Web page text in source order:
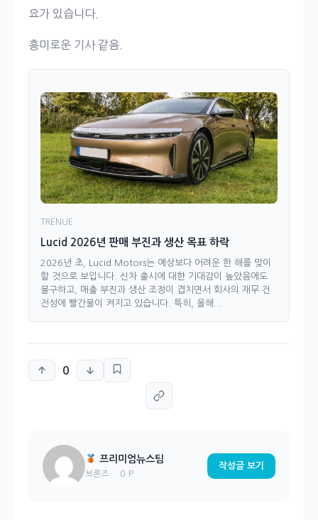
요가 있습니다.
흥미로운 기사 같음.
TRENUE
Lucid 2026년 판매 부진과 생산 목표 하락
2026년 초, Lucid Motors는 예상보다 어려운 한 해를 맞이
할 것으로 보입니다. 신차 출시에 대한 기대감이 높았음에도
불구하고, 매출 부진과 생산 조정이 겹치면서 회사의 재무 건
전성에 빨간불이 켜지고 있습니다. 특히, 올해...
0
프리미엄뉴스팀
브론즈 0 P
작성글 보기